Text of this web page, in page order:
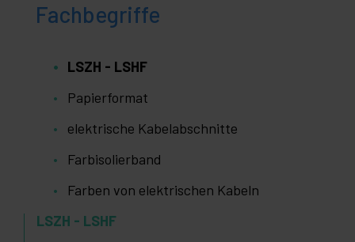
Fachbegriffe
LSZH - LSHF
Papierformat
elektrische Kabelabschnitte
Farbisolierband
Farben von elektrischen Kabeln
LSZH - LSHF